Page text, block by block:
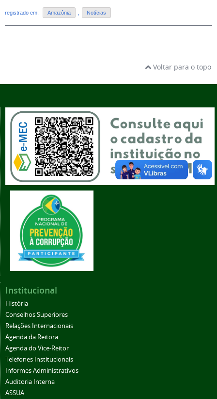
registrado em: Amazônia Notícias
Voltar para o topo
Institucional
História
Conselhos Superiores
Relações Internacionais
Agenda da Reitora
Agenda do Vice-Reitor
Telefones Institucionais
Informes Administrativos
Auditoria Interna
ASSUA